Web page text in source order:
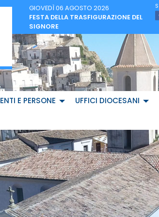
GIOVEDÌ 06 AGOSTO 2026
FESTA DELLA TRASFIGURAZIONE DEL
SIGNORE
ENTI E PERSONE UFFICI DIOCESANI